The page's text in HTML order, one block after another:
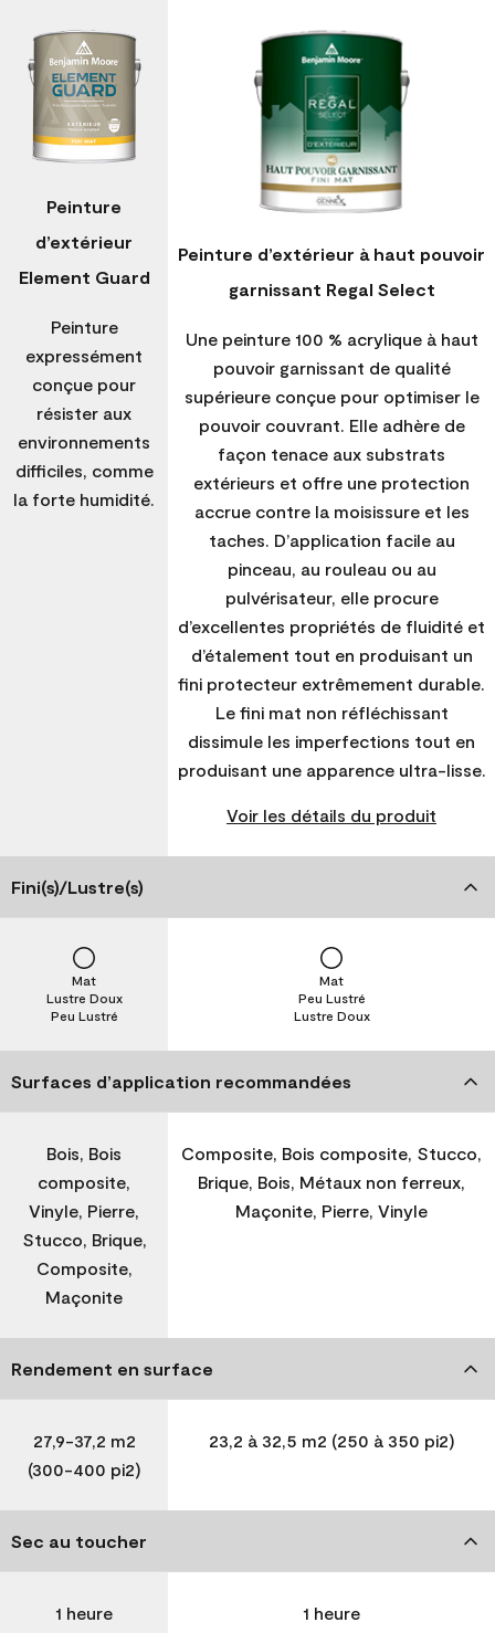
Peinture
d’extérieur
Element Guard
Peinture
expressément
conçue pour
résister aux
environnements
difficiles, comme
la forte humidité.
Peinture d’extérieur à haut pouvoir
garnissant Regal Select
Une peinture 100 % acrylique à haut
pouvoir garnissant de qualité
supérieure conçue pour optimiser le
pouvoir couvrant. Elle adhère de
façon tenace aux substrats
extérieurs et offre une protection
accrue contre la moisissure et les
taches. D’application facile au
pinceau, au rouleau ou au
pulvérisateur, elle procure
d’excellentes propriétés de fluidité et
d’étalement tout en produisant un
fini protecteur extrêmement durable.
Le fini mat non réfléchissant
dissimule les imperfections tout en
produisant une apparence ultra-lisse.
Voir les détails du produit
Fini(s)/Lustre(s)
Peu Lustré
Lustre Doux
Mat
Lustre Doux
Peu Lustré
Mat
Surfaces d’application recommandées
Bois, Bois
composite,
Vinyle, Pierre,
Stucco, Brique,
Composite,
Maçonite
Composite, Bois composite, Stucco,
Brique, Bois, Métaux non ferreux,
Maçonite, Pierre, Vinyle
Rendement en surface
27,9-37,2 m2
(300-400 pi2)
23,2 à 32,5 m2 (250 à 350 pi2)
Sec au toucher
1 heure 1 heure